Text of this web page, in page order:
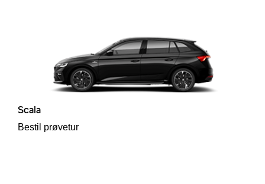
Scala
Bestil prøvetur